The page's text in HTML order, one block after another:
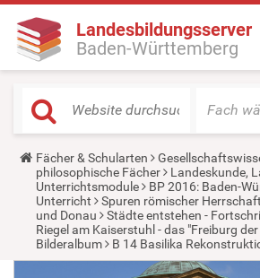
Landesbildungsserver
Baden-Württemberg
Fach
Y
o
u
a
r
e
h
e
Fächer & Schularten
philosophische Fächer
Landeskunde,
Unterrichtsmodule
BP 2016: Baden-
Unterricht
Spuren römischer
und Donau
Städte entstehen -
Riegel am Kaiserstuhl - das "Freiburg der
Bilderalbum
B 14 Basilika